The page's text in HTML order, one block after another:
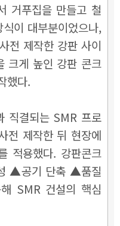
거푸집을 만들고 철
이 대부분이었으나,
전 제작한 강판 사이
크게 높인 강판 콘크
했다.
직결되는 SMR 프로
전 제작한 뒤 현장에
적용했다. 강판콘크
▲공기 단축 ▲품질
SMR 건설의 핵심